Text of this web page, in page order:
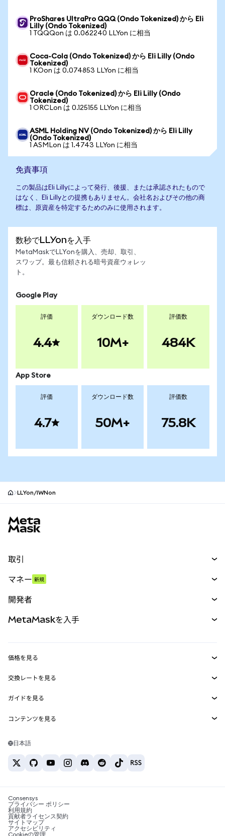
ProShares UltraPro QQQ (Ondo Tokenized) から Eli
Lilly (Ondo Tokenized)
1 TQQQon は 0.062240 LLYon に相当
Coca-Cola (Ondo Tokenized) から Eli Lilly (Ondo
Tokenized)
1 KOon は 0.074853 LLYon に相当
Oracle (Ondo Tokenized) から Eli Lilly (Ondo
Tokenized)
1 ORCLon は 0.125155 LLYon に相当
ASML Holding NV (Ondo Tokenized) から Eli Lilly
(Ondo Tokenized)
1 ASMLon は 1.4743 LLYon に相当
免責事項
この製品はEli Lillyによって発行、後援、または承認されたもので
はなく、Eli Lillyとの提携もありません。会社名およびその他の商
標は、原資産を特定するためのみに使用されます。
数秒でLLYonを入手
MetaMaskでLLYonを購入、売却、取引、
スワップ。最も信頼される暗号資産ウォレッ
ト。
Google Play
評価
4.4
ダウンロード数
10M+
評価数
484K
App Store
評価
4.7
ダウンロード数
50M+
評価数
75.8K
LLYon/IWNon
取引
パーペチュアル
RWA
マネー 新規
開発者
MetaMask Connect
Snaps
Web3サービス
MetaMaskを入手
セキュリティ
サポート
キャリア
お問い合わせ
価格を見る
イーサリアムの価格
Solanaの価格
Tetherの価格
交換レートを見る
ETH→USD
USDT→INR
BTC→INR
ETH→USDT
ガイドを見る
ETHの購入
USDTの購入
SHIBの購入
BNBの購入
コンテンツを見る
Solanaウォレット
税制関連ニュース
暗号資産の購入方法は？
ビットコインを売るには？
日本語
Consensys
プライバシー ポリシー
利用規約
貢献者ライセンス契約
サイトマップ
アクセシビリティ
Cookieの管理